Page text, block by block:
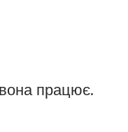
працює.